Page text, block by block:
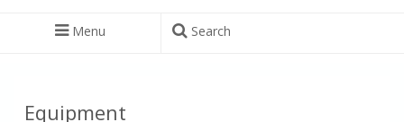
Menu Search
Equipment